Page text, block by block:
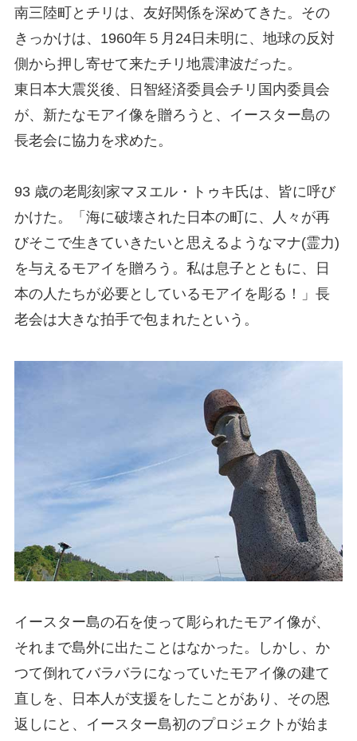
南三陸町とチリは、友好関係を深めてきた。その
きっかけは、 1960年５月 24日未明に、地球の反対
側から押し寄せて来たチリ地震津波だった。
東日本大震災後、日智経済委員会チリ国内委員会
が、新たなモアイ像を贈ろうと、イースター島の
長老会に協力を求めた。
93 歳の老彫刻家マヌエル・トゥキ氏は、皆に呼び
かけた。「海に破壊された日本の町に、人々が再
びそこで生きていきたいと思えるようなマナ(霊力)
を与えるモアイを贈ろう。私は息子とともに、日
本の人たちが必要としているモアイを彫る！」長
老会は大きな拍手で包まれたという。
イースター島の石を使って彫られたモアイ像が、
それまで島外に出たことはなかった。しかし、か
つて倒れてバラバラになっていたモアイ像の建て
直しを、日本人が支援をしたことがあり、その恩
返しにと、イースター島初のプロジェクトが始ま